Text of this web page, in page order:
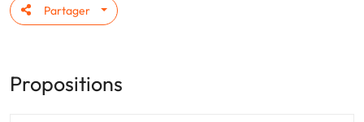
Partager
Propositions